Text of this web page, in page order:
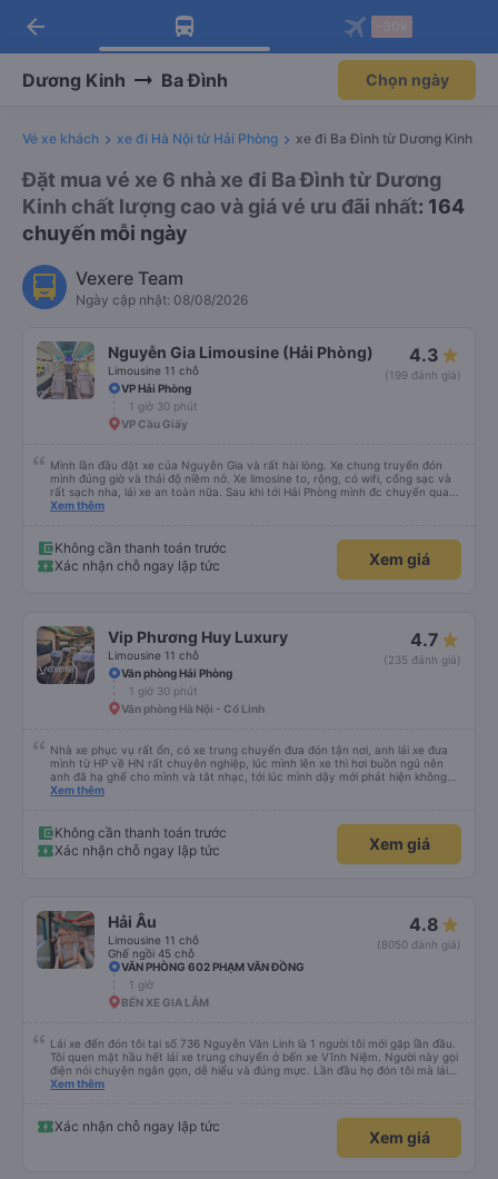
Tải app Vexere ngay!
Nhận ưu đãi thành viên độc
Mở app
Tải app Vexere
-30k/ghế khi đặt vé máy bay qua
Mở app
arrow_back
Dương Kinh Ba Đình Chọn ngày
Vé xe khách xe đi Hà Nội từ Hải Phòng xe đi Ba Đình từ Dương Kinh
Đặt mua vé xe 6 nhà xe đi Ba Đình từ Dương
Kinh chất lượng cao và giá vé ưu đãi nhất: 164
chuyến mỗi ngày
Vexere Team
Ngày cập nhật: 08/08/2026
Nguyễn Gia Limousine (Hải Phòng)
Limousine 11 chỗ
4.3
(199 đánh giá)
VP Hải Phòng
1 giờ 30 phút
VP Cầu Giấy
Mình lần đầu đặt xe của Nguyễn Gia và rất hài lòng. Xe chung truyển đón
mình đúng giờ và thái độ niềm nở. Xe limosine to, rộng, có wifi, cổng sạc và
rất sạch nha, lái xe an toàn nữa. Sau khi tới Hải Phòng mình đc chuyển qua
xe trung chuyển ( vf6) sạch sẽ, thoải mái bạn lái xe rất nice. 1 trải nghiệm
Xem thêm
Không cần thanh toán trước
Xác nhận chỗ ngay lập tức
Xem giá
Vip Phương Huy Luxury
Limousine 11 chỗ
4.7
(235 đánh giá)
Văn phòng Hải Phòng
1 giờ 30 phút
Văn phòng Hà Nội - Cổ Linh
Nhà xe phục vụ rất ổn, có xe trung chuyển đưa đón tận nơi, anh lái xe đưa
mình từ HP về HN rất chuyên nghiệp, lúc mình lên xe thì hơi buồn ngủ nên
anh đã hạ ghế cho mình và tắt nhạc, tới lúc mình dậy mới phát hiện không
thấy điện thoại thì anh đã ngay lập tức gọi xe trung chuyển để tìm điện thoại
Xem thêm
Không cần thanh toán trước
Xác nhận chỗ ngay lập tức
Xem giá
Hải Âu
Limousine 11 chỗ
Ghế ngồi 45 chỗ
4.8
(8050 đánh giá)
VĂN PHÒNG 602 PHẠM VĂN ĐỒNG
1 giờ
BẾN XE GIA LÂM
Lái xe đến đón tôi tại số 736 Nguyễn Văn Linh là 1 người tôi mới gặp lần đầu.
Tôi quen mặt hầu hết lái xe trung chuyển ở bến xe Vĩnh Niệm. Người này gọi
điện nói chuyện ngắn gọn, dễ hiểu và đúng mực. Lần đầu họ đón tôi mà lái
xe chạy thẳng vào cửa đón tôi, băng qua quãng đường ngập nước dài gần
nhà chiếc chìa khoá xe mà tôi để quên trong túi và mang theo bên người. Tôi
thực sự rất ấn tượng với người lái xe này, cũng như cách đào tạo nhân viên
của Quý công ty. Đề nghị Quý công ty tuyên dương lái xe này (số điện thoại
Xem thêm
Xác nhận chỗ ngay lập tức
Xem giá